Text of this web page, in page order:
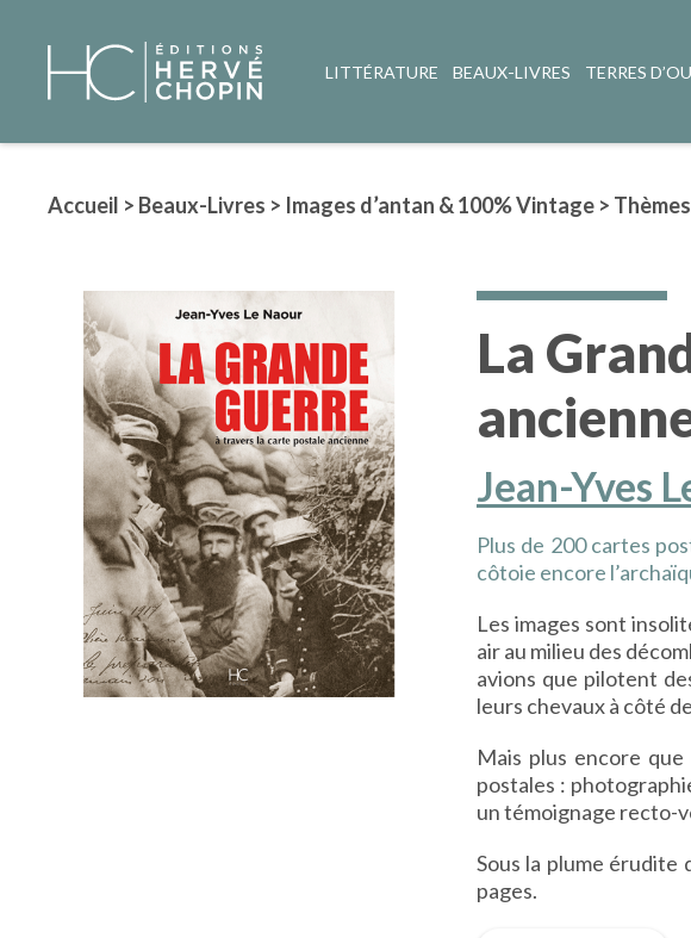
LITTÉRATURE BEAUX-LIVRES TERRES
Accueil > Beaux-Livres > Images d’antan & 100% Vintage > Thèmes
La
Jean-Yves
Plus de 200 cartes
côtoie encore
Les images sont
air au milieu des
avions que pilotent
leurs chevaux à côté
Mais plus encore
postales :
un témoignage recto-
Sous la plume érudite
pages.